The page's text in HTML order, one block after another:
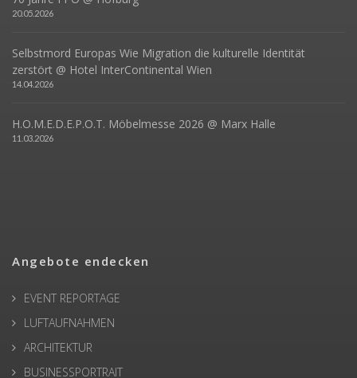
20.05.2026
Selbstmord Europas Wie Migration die kulturelle Identität
zerstört @ Hotel InterContinental Wien
14.04.2026
H.O.M.E.D.E.P.O.T. Möbelmesse 2026 @ Marx Halle
11.03.2026
Angebote endecken
EVENT REPORTAGE
LUFTAUFNAHMEN
ARCHITEKTUR
BUSINESSPORTRAIT